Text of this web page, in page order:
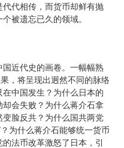
代相传，而货币却鲜有抛
被遗忘已久的领域。
近代史的画卷。一幅幅熟
，将呈现出迥然不同的脉络
中国发生？为什么日本的
会失败？为什么蒋介石拿
脸反共？为什么国共两党
为什么蒋介石能够统一货币
法币改革激怒了日本，引